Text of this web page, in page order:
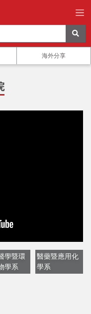
海外分享
學暨環
學系
醫藥暨應用化
學系